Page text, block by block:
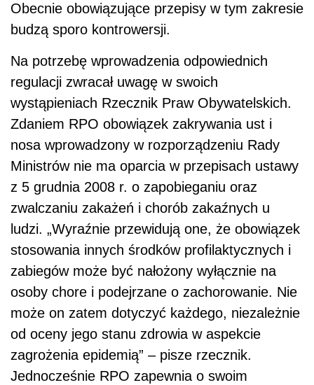
Obecnie obowiązujące przepisy w tym zakresie
budzą sporo kontrowersji.
Na potrzebę wprowadzenia odpowiednich
regulacji zwracał uwagę w swoich
wystąpieniach Rzecznik Praw Obywatelskich.
Zdaniem RPO obowiązek zakrywania ust i
nosa wprowadzony w rozporządzeniu Rady
Ministrów nie ma oparcia w przepisach ustawy
z 5 grudnia 2008 r. o zapobieganiu oraz
zwalczaniu zakażeń i chorób zakaźnych u
ludzi. „Wyraźnie przewidują one, że obowiązek
stosowania innych środków profilaktycznych i
zabiegów może być nałożony wyłącznie na
osoby chore i podejrzane o zachorowanie. Nie
może on zatem dotyczyć każdego, niezależnie
od oceny jego stanu zdrowia w aspekcie
zagrożenia epidemią” – pisze rzecznik.
Jednocześnie RPO zapewnia o swoim